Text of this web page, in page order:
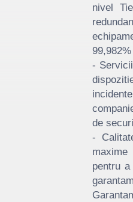
nivel
-
de
-
pentru